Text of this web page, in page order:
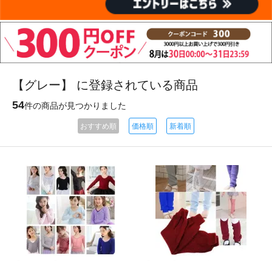
【グレー】 に登録されている商品
54件の商品が見つかりました
おすすめ順 価格順 新着順